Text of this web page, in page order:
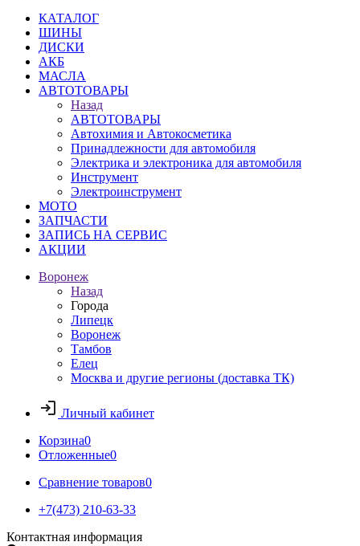
КАТАЛОГ
ШИНЫ
ДИСКИ
АКБ
МАСЛА
АВТОТОВАРЫ
Назад
АВТОТОВАРЫ
Автохимия и Автокосметика
Принадлежности для автомобиля
Электрика и электроника для автомобиля
Инструмент
Электроинструмент
МОТО
ЗАПЧАСТИ
ЗАПИСЬ НА СЕРВИС
АКЦИИ
Воронеж
Назад
Города
Липецк
Воронеж
Тамбов
Елец
Москва и другие регионы (доставка ТК)
Личный кабинет
Корзина0
Отложенные0
Сравнение товаров0
+7(473) 210-63-33
Контактная информация